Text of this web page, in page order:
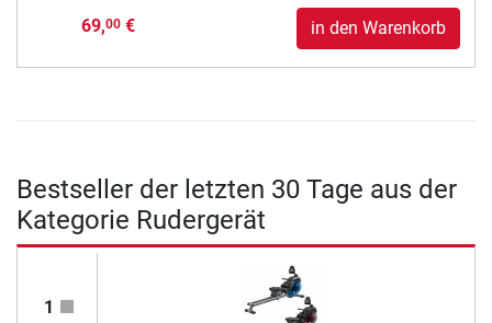
69,00€ in den Warenkorb
Bestseller der letzten 30 Tage aus der
Kategorie Rudergerät
1